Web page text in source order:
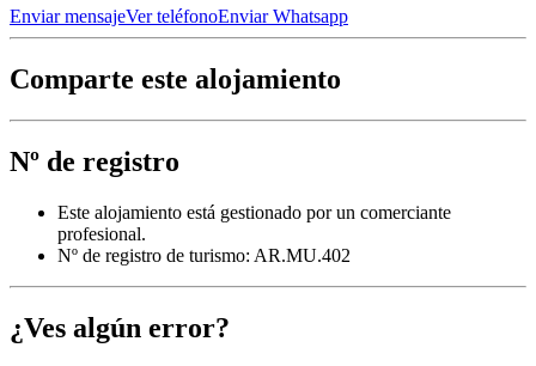
Enviar mensajeVer teléfonoEnviar Whatsapp
Comparte este alojamiento
Nº de registro
Este alojamiento está gestionado por un comerciante
profesional.
Nº de registro de turismo: AR.MU.402
¿Ves algún error?